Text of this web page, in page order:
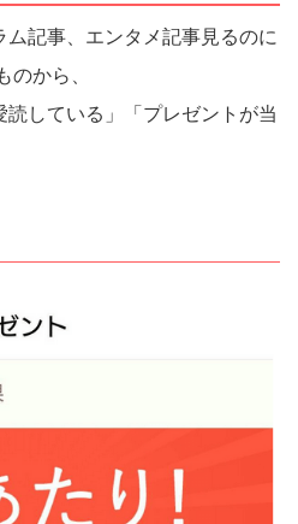
記事、エンタメ記事見るのに
のから、
している」「プレゼントが当